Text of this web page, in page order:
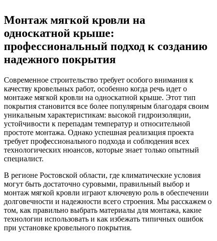
Монтаж мягкой кровли на
односкатной крыше:
профессиональный подход к созданию
надежного покрытия
Современное строительство требует особого внимания к
качеству кровельных работ, особенно когда речь идет о
монтаже мягкой кровли на односкатной крыше. Этот тип
покрытия становится все более популярным благодаря своим
уникальным характеристикам: высокой гидроизоляции,
устойчивости к перепадам температур и относительной
простоте монтажа. Однако успешная реализация проекта
требует профессионального подхода и соблюдения всех
технологических нюансов, которые знает только опытный
специалист.
В регионе Ростовской области, где климатические условия
могут быть достаточно суровыми, правильный выбор и
монтаж мягкой кровли играют ключевую роль в обеспечении
долговечности и надежности всего строения. Мы расскажем о
том, как правильно выбрать материалы для монтажа, какие
технологии использовать и как избежать типичных ошибок
при установке кровельного покрытия.